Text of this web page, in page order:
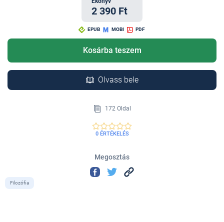
2 390 Ft
EPUB MOBI PDF
Kosárba teszem
Olvass bele
172 Oldal
0 ÉRTÉKELÉS
Megosztás
Filozófia